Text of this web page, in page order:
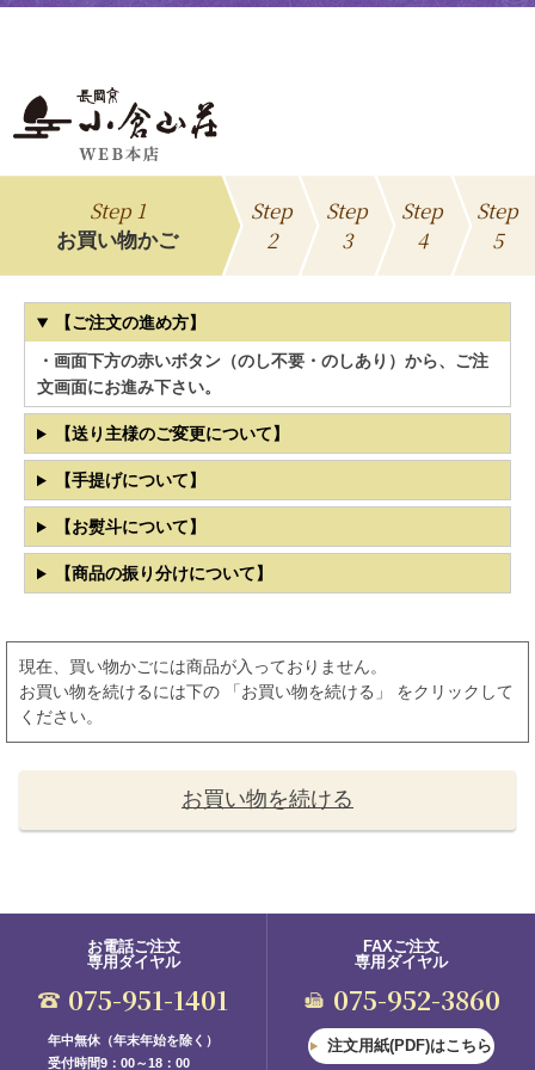
Step 1
お買い物かご
Step
2
Step
3
Step
4
Step
5
【ご注文の進め方】
・画面下方の赤いボタン（のし不要・のしあり）から、ご注
文画面にお進み下さい。
【送り主様のご変更について】
【手提げについて】
【お熨斗について】
【商品の振り分けについて】
現在、買い物かごには商品が入っておりません。
お買い物を続けるには下の 「お買い物を続ける」 をクリックして
ください。
お買い物を続ける
お電話ご注文
専用ダイヤル
075-951-1401
年中無休（年末年始を除く）
受付時間9：00～18：00
FAXご注文
専用ダイヤル
075-952-3860
注文用紙(PDF)はこちら